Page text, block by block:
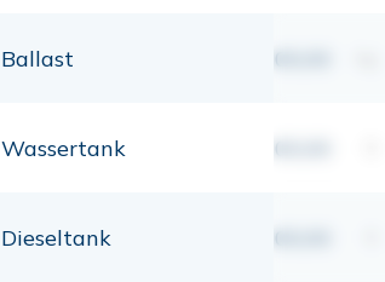
Ballast 00,00
Wassertank 00,00
Dieseltank 00,00